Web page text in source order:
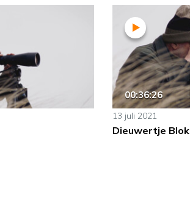
00:36:26
13 juli 2021
Dieuwertje Blok